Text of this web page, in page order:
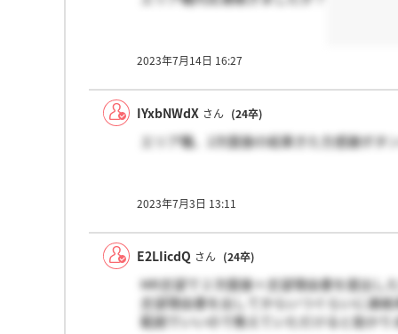
2023年7月14日 16:27
IYxbNWdX さん (24卒)
エリア職、2次面接の結果きた方感謝ボタ
2023年7月3日 13:11
E2LIicdQ さん (24卒)
MR志望で２次面接＋志望理由書を提出し
志望理由書を出してからいつぐらいに連
範囲でいいので教えていただけると助かり